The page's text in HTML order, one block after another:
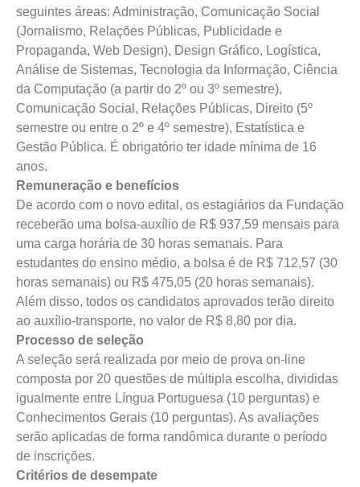
seguintes áreas: Administração, Comunicação Social
(Jornalismo, Relações Públicas, Publicidade e
Propaganda, Web Design), Design Gráfico, Logística,
Análise de Sistemas, Tecnologia da Informação, Ciência
da Computação (a partir do 2º ou 3º semestre),
Comunicação Social, Relações Públicas, Direito (5º
semestre ou entre o 2º e 4º semestre), Estatística e
Gestão Pública. É obrigatório ter idade mínima de 16
anos.
Remuneração e benefícios
De acordo com o novo edital, os estagiários da Fundação
receberão uma bolsa-auxílio de R$ 937,59 mensais para
uma carga horária de 30 horas semanais. Para
estudantes do ensino médio, a bolsa é de R$ 712,57 (30
horas semanais) ou R$ 475,05 (20 horas semanais).
Além disso, todos os candidatos aprovados terão direito
ao auxílio-transporte, no valor de R$ 8,80 por dia.
Processo de seleção
A seleção será realizada por meio de prova on-line
composta por 20 questões de múltipla escolha, divididas
igualmente entre Língua Portuguesa (10 perguntas) e
Conhecimentos Gerais (10 perguntas). As avaliações
serão aplicadas de forma randômica durante o período
de inscrições.
Critérios de desempate